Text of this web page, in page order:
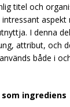
titel och
aspekt
I denna
attribut, och
både i
ingrediens